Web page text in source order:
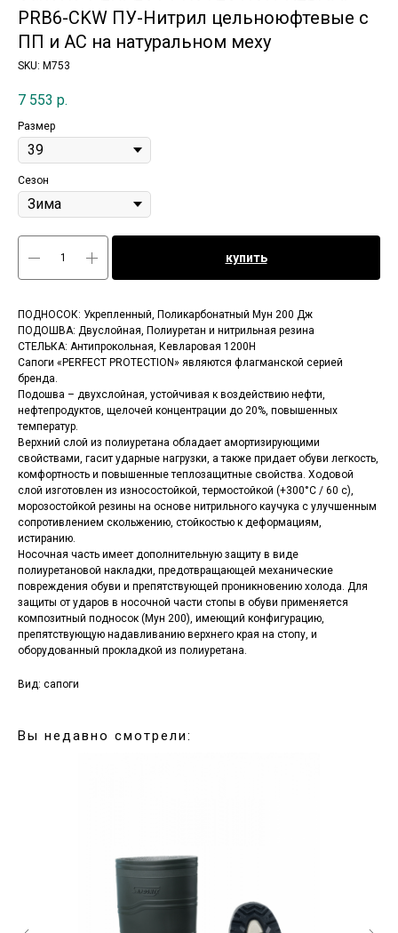
PRB6-CKW ПУ-Нитрил цельноюфтевые с
ПП и АС на натуральном меху
SKU: М753
7 553 р.
Размер
Сезон
купить
ПОДНОСОК: Укрепленный, Поликарбонатный Мун 200 Дж
ПОДОШВА: Двуслойная, Полиуретан и нитрильная резина
СТЕЛЬКА: Антипрокольная, Кевларовая 1200Н
Сапоги «PERFECT PROTECTION» являются флагманской серией
бренда.
Подошва – двухслойная, устойчивая к воздействию нефти,
нефтепродуктов, щелочей концентрации до 20%, повышенных
температур.
Верхний слой из полиуретана обладает амортизирующими
свойствами, гасит ударные нагрузки, а также придает обуви легкость,
комфортность и повышенные теплозащитные свойства. Ходовой
слой изготовлен из износостойкой, термостойкой (+300°С / 60 с),
морозостойкой резины на основе нитрильного каучука с улучшенным
сопротивлением скольжению, стойкостью к деформациям,
истиранию.
Носочная часть имеет дополнительную защиту в виде
полиуретановой накладки, предотвращающей механические
повреждения обуви и препятствующей проникновению холода. Для
защиты от ударов в носочной части стопы в обуви применяется
композитный подносок (Мун 200), имеющий конфигурацию,
препятствующую надавливанию верхнего края на стопу, и
оборудованный прокладкой из полиуретана.
Вид: сапоги
Вы недавно смотрели: